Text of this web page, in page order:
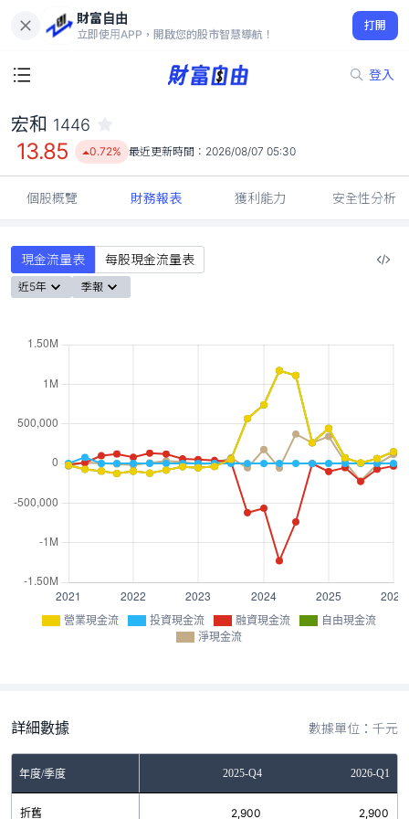
財富自由
立即使用APP，開啟您的股市智慧導航！
打開
登入
13.85
0.72%
宏和 1446
13.85 0.72% 最近更新時間： 2026/08/07 05:30
個股概覽 財務報表 獲利能力 安全性分析
現金流量表 每股現金流量表
近5年 季報
營業現金流 投資現金流 融資現金流
自由現金流
淨現金流
詳細數據 數據單位：千元
年度/季度 2025-Q4 2026-Q1
折舊 2,900 2,900